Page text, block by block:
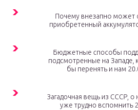
Почему внезапно может
приобретенный
Бюджетные способы
подсмотренные на
бы перенять и нам
Загадочная вещь из СССР, о
уже трудно вспомнить